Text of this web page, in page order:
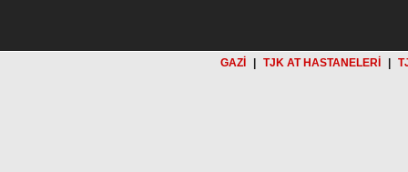
GAZİ TJK AT HASTANELERİ